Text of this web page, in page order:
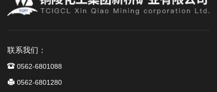
联系我们：
0562-6801088
0562-6801280